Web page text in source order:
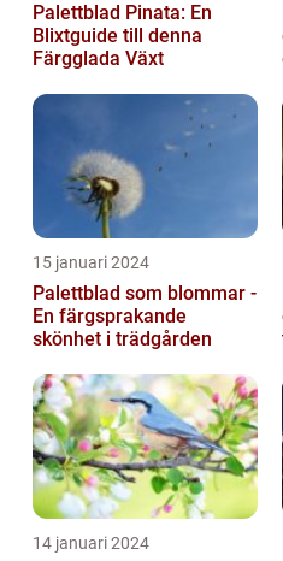
Palettblad Pinata: En
Blixtguide till denna
Färgglada Växt
15 januari 2024
Palettblad som blommar -
En färgsprakande
skönhet i trädgården
14 januari 2024